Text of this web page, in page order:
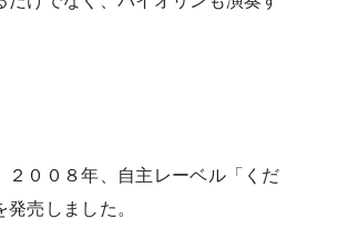
００８年、自主レーベル「くだ
売しました。